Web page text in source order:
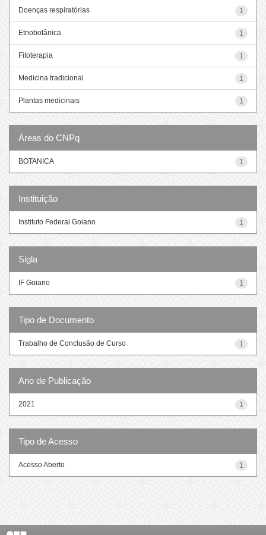
1
Doenças respiratórias
1
Etnobotânica
1
Fitoterapia
1
Medicina tradicional
1
Plantas medicinais
Áreas do CNPq
1
BOTANICA
Instituição
1
Instituto Federal Goiano
Sigla
1
IF Goiano
Tipo de Documento
1
Trabalho de Conclusão de Curso
Ano de Publicação
1
2021
Tipo de Acesso
1
Acesso Aberto